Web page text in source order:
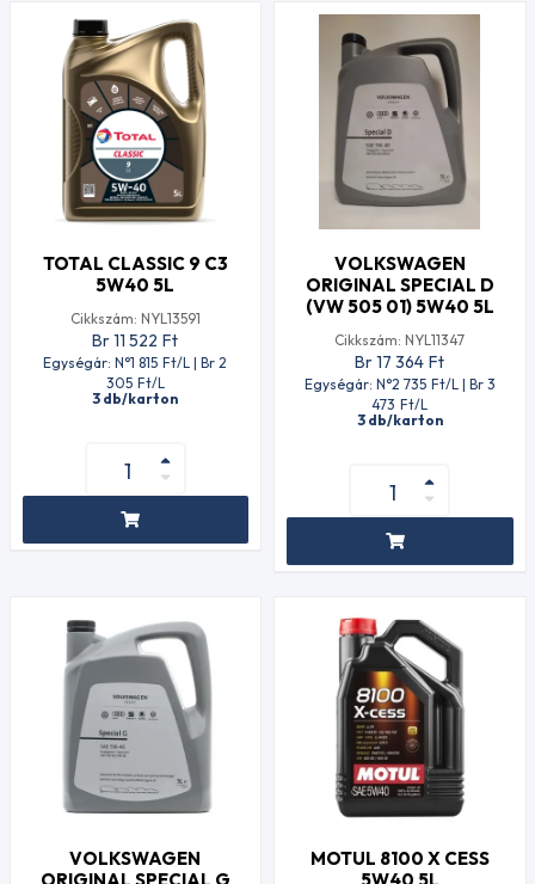
TOTAL CLASSIC 9 C3
5W40 5L
Cikkszám: NYL13591
Br 11 522 Ft
Egységár: N°1 815 Ft/L | Br 2
305 Ft/L
3 db/karton
VOLKSWAGEN
ORIGINAL SPECIAL D
(VW 505 01) 5W40 5L
Cikkszám: NYL11347
Br 17 364 Ft
Egységár: N°2 735 Ft/L | Br 3
473 Ft/L
3 db/karton
VOLKSWAGEN
MOTUL 8100 X CESS